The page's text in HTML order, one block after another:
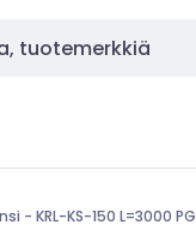
- KRL-KS-150 L=3000 PG